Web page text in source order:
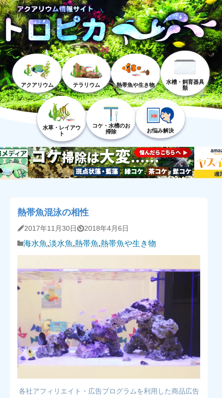
アクアリウム テラリウム 熱帯魚や生き物
水槽・飼育器具
類
水草・レイアウ
ト
コケ・水槽のお
掃除
お悩み解決
熱帯魚混泳の相性
2017年11月30日 2018年4月6日
海水魚,淡水魚,熱帯魚,熱帯魚や生き物
各社アフィリエイト・広告プログラムを利用した商品広告